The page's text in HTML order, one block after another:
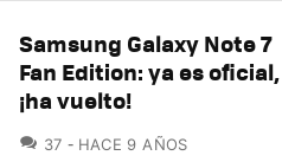
Samsung Galaxy Note 7
Fan Edition: ya es oficial,
¡ha vuelto!
37 COMENTARIOS
HACE 9 AÑOS